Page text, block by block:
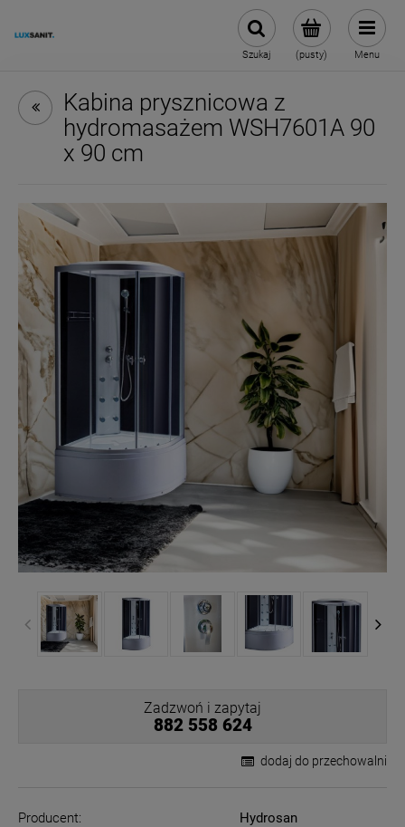
(pusty)
Szukaj Menu
Kabina prysznicowa z
hydromasażem WSH7601A 90
x 90 cm
Zadzwoń i zapytaj
882 558 624
dodaj do przechowalni
Producent:
Hydrosan